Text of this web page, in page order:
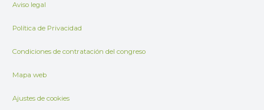
Aviso legal
Política de Privacidad
Condiciones de contratación del congreso
Mapa web
Ajustes de cookies